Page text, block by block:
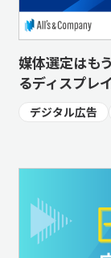
媒体選定はも
るディスプレ
デジタル広告